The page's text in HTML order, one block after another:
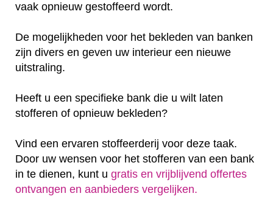
vaak opnieuw gestoffeerd wordt.
De mogelijkheden voor het bekleden van banken
zijn divers en geven uw interieur een nieuwe
uitstraling.
Heeft u een specifieke bank die u wilt laten
stofferen of opnieuw bekleden?
Vind een ervaren stoffeerderij voor deze taak.
Door uw wensen voor het stofferen van een bank
in te dienen, kunt u gratis en vrijblijvend offertes
ontvangen en aanbieders vergelijken.